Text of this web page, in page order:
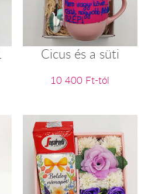
Cicus és a süti
10 400 Ft-tól